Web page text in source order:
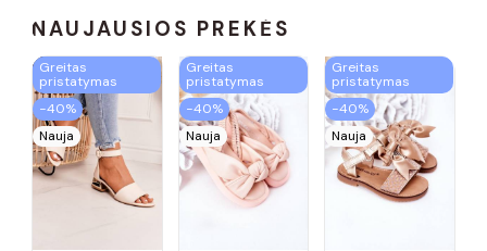
NAUJAUSIOS PREKĖS
Greitas
pristatymas
−40%
Nauja
Greitas
pristatymas
−40%
Nauja
Greitas
pristatymas
−40%
Nauja